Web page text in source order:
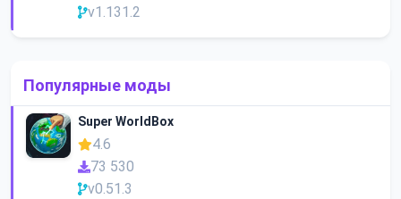
v1.131.2
Популярные моды
Super WorldBox
4.6
73 530
v0.51.3